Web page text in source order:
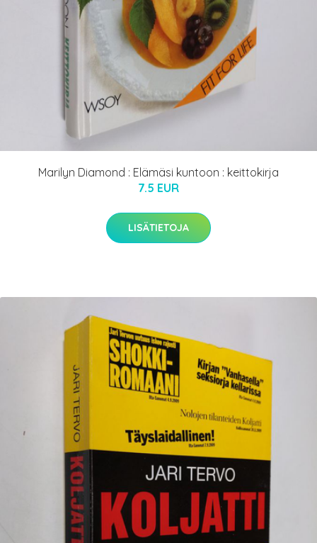
Marilyn Diamond : Elämäsi kuntoon : keittokirja
7.5 EUR
LISÄTIETOJA